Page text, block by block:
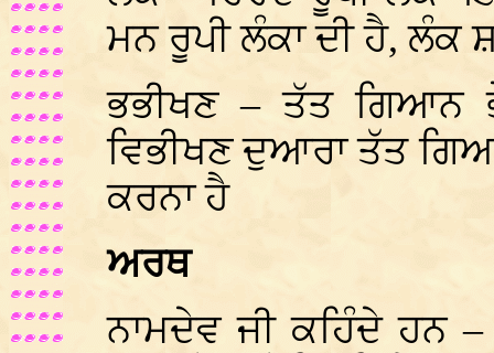
ਮਨ ਰੂਪੀ ਲੰਕਾ ਦੀ ਹੈ, ਲੰਕ
ਭਭੀਖਣ – ਤੱਤ ਗਿਆਨ
ਵਿਭੀਖਣ ਦੁਆਰਾ ਤੱਤ
ਕਰਨਾ ਹੈ
ਅਰਥ
ਨਾਮਦੇਵ ਜੀ ਕਹਿੰਦੇ ਹਨ